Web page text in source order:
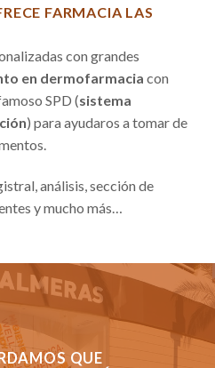
FARMACIA LAS
con grandes
en dermofarmacia con
SPD (sistema
) para ayudaros a tomar de
análisis, sección de
y mucho más…
QUE